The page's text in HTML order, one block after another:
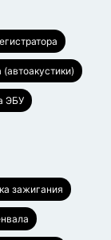
ЭБУ
зажигания